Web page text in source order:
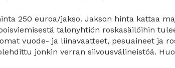
250 euroa/jakso. Jakson hinta kattaa
talonyhtiön roskasäilöihin
vuode- ja liinavaatteet, pesuaineet ja
jonkin verran siivousvälineistöä.